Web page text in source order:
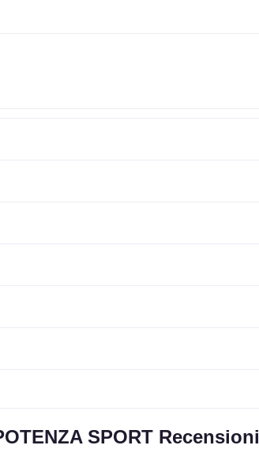
SPORT Recensioni